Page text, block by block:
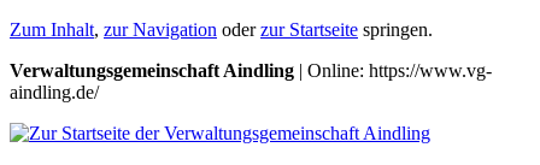
Zum Inhalt, zur Navigation oderzur Startseite springen.
Verwaltungsgemeinschaft Aindling | Online: https://www.vg-
aindling.de/